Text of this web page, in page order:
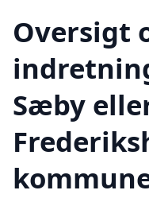
Oversigt
Sæby